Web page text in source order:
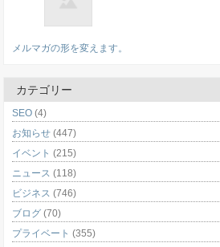
メルマガの形を変えます。
カテゴリー
SEO (4)
お知らせ (447)
イベント (215)
ニュース (118)
ビジネス (746)
ブログ (70)
プライベート (355)